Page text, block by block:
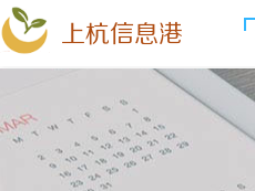
上杭信息港